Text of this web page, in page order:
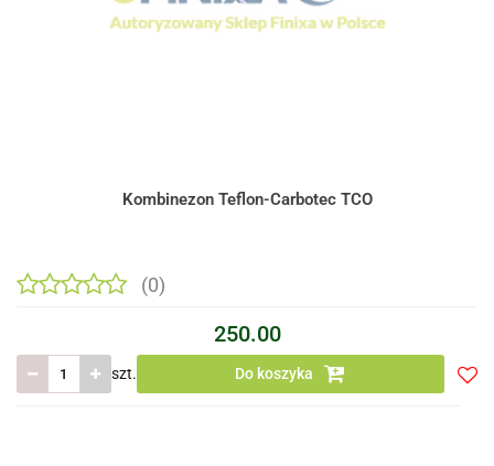
Kombinezon Teflon-Carbotec TCO
(0)
250.00
szt. Do koszyka